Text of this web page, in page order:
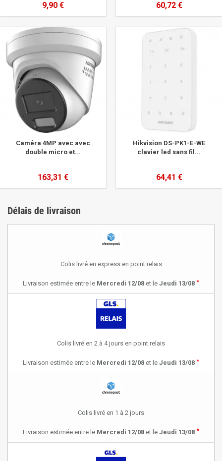
9,90 € 60,72 €
Caméra 4MP avec avec
double micro et...
163,31 €
Hikvision DS-PK1-E-WE
clavier led sans fil...
64,41 €
Délais de livraison
Colis livré en express en point relais
Livraison estimée entre le Mercredi 12/08 et le Jeudi 13/08 *
Colis livré en 2 à 4 jours en point relais
Livraison estimée entre le Mercredi 12/08 et le Jeudi 13/08 *
Colis livré en 1 à 2 jours
Livraison estimée entre le Mercredi 12/08 et le Jeudi 13/08 *